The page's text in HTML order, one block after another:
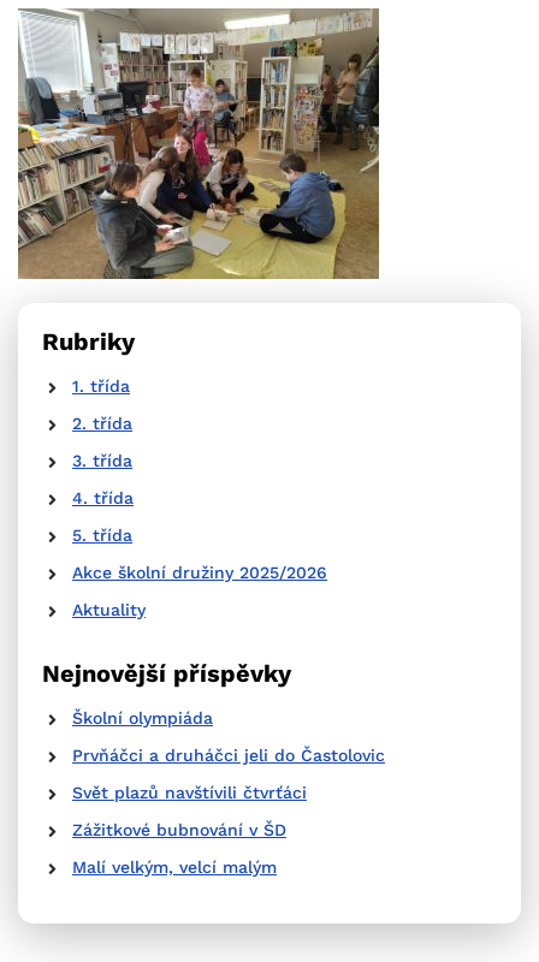
Rubriky
1. třída
2. třída
3. třída
4. třída
5. třída
Akce školní družiny 2025/2026
Aktuality
Nejnovější příspěvky
Školní olympiáda
Prvňáčci a druháčci jeli do Častolovic
Svět plazů navštívili čtvrťáci
Zážitkové bubnování v ŠD
Malí velkým, velcí malým